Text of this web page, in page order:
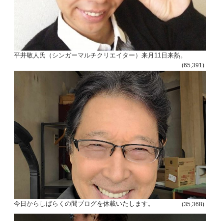
平井敬人氏（シンガーマルチクリエイター）来月11日来熱。
(65,391)
今日からしばらくの間ブログを休載いたします。 (35,368)